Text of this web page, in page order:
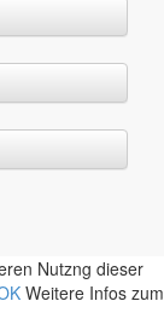
Nutzng dieser
Weitere Infos zum